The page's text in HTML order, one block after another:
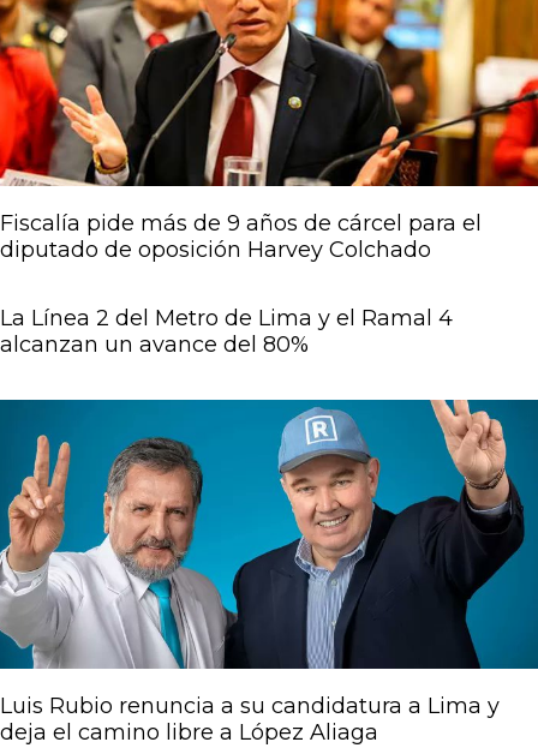
Fiscalía pide más de 9 años de cárcel para el
diputado de oposición Harvey Colchado
La Línea 2 del Metro de Lima y el Ramal 4
alcanzan un avance del 80%
Luis Rubio renuncia a su candidatura a Lima y
deja el camino libre a López Aliaga
Página
Página
Página
Página
Página